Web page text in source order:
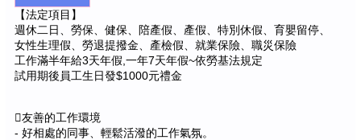
【法定項目】
週休二日、勞保、健保、陪產假、產假、特別休假、育嬰留停、
女性生理假、勞退提撥金、產檢假、就業保險、職災保險
工作滿半年給3天年假,一年7天年假~依勞基法規定
試用期後員工生日發$1000元禮金
友善的工作環境
- 好相處的同事、輕鬆活潑的工作氣氛。